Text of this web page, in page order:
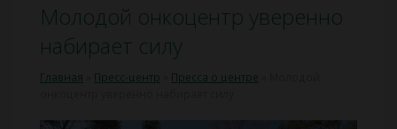
Молодой онкоцентр уверенно
набирает силу
Главная Пресс-центр Пресса о центре